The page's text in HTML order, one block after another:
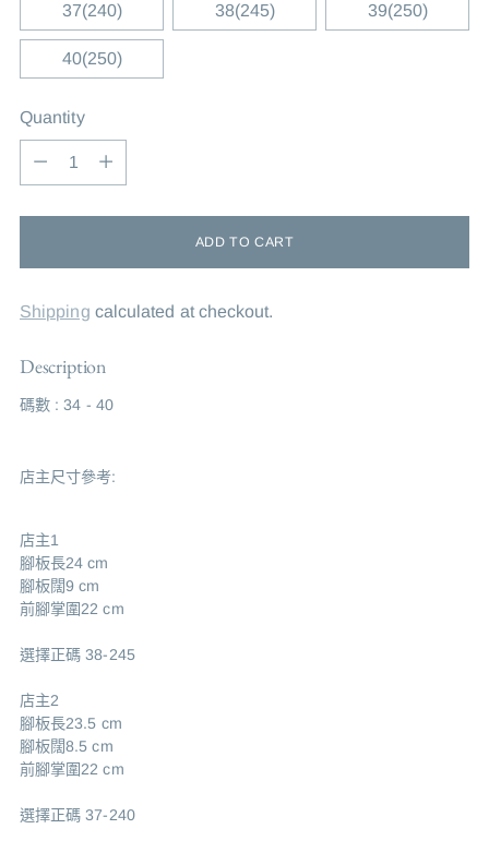
37(240) 38(245) 39(250)
40(250)
Quantity
Quantity
ADD TO CART
Shipping calculated at checkout.
Description
碼數 : 34 - 40
店主尺寸參考:
店主1
腳板長24 cm
腳板闊9 cm
前腳掌圍22 cm
選擇正碼 38-245
店主2
腳板長23.5 cm
腳板闊8.5 cm
前腳掌圍22 cm
選擇正碼 37-240